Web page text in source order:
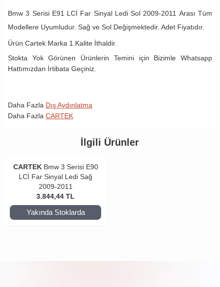
Bmw 3 Serisi E91 LCİ Far Sinyal Ledi Sol 2009-2011 Arası Tüm
Modellere Uyumludur. Sağ ve Sol Değişmektedir. Adet Fiyatıdır.
Ürün Cartek Marka 1.Kalite İthaldir.
Stokta Yok Görünen Ürünlerin Temini için Bizimle Whatsapp
Hattımızdan İrtibata Geçiniz.
Daha Fazla Dış Aydınlatma
Daha Fazla CARTEK
İlgili Ürünler
CARTEK Bmw 3 Serisi E90
LCİ Far Sinyal Ledi Sağ
2009-2011
3.844,44 TL
Yakında Stoklarda